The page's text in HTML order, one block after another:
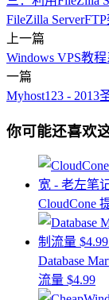
FileZilla Server
上一篇
Windows VPS教
一篇
Myhost123 - 2013
你可能还喜欢
CloudCone
Database
流量 $4.99